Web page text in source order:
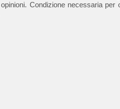
Condizione necessaria per